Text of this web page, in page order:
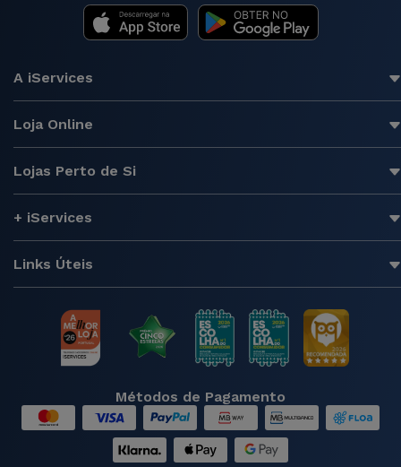
A iServices
Loja Online
Lojas Perto de Si
+ iServices
Links Úteis
Métodos de Pagamento